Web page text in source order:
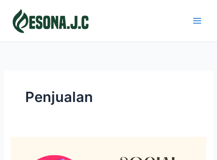
content
Penjualan
MARKETING